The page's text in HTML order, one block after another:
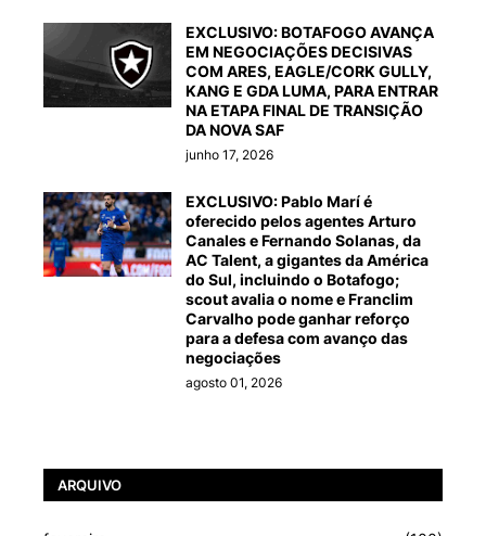
EXCLUSIVO: BOTAFOGO AVANÇA
EM NEGOCIAÇÕES DECISIVAS
COM ARES, EAGLE/CORK GULLY,
KANG E GDA LUMA, PARA ENTRAR
NA ETAPA FINAL DE TRANSIÇÃO
DA NOVA SAF
junho 17, 2026
EXCLUSIVO: Pablo Marí é
oferecido pelos agentes Arturo
Canales e Fernando Solanas, da
AC Talent, a gigantes da América
do Sul, incluindo o Botafogo;
scout avalia o nome e Franclim
Carvalho pode ganhar reforço
para a defesa com avanço das
negociações
agosto 01, 2026
ARQUIVO